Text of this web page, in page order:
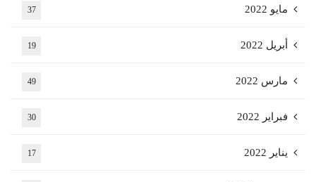
مايو 2022 37
أبريل 2022 19
مارس 2022 49
فبراير 2022 30
يناير 2022 17